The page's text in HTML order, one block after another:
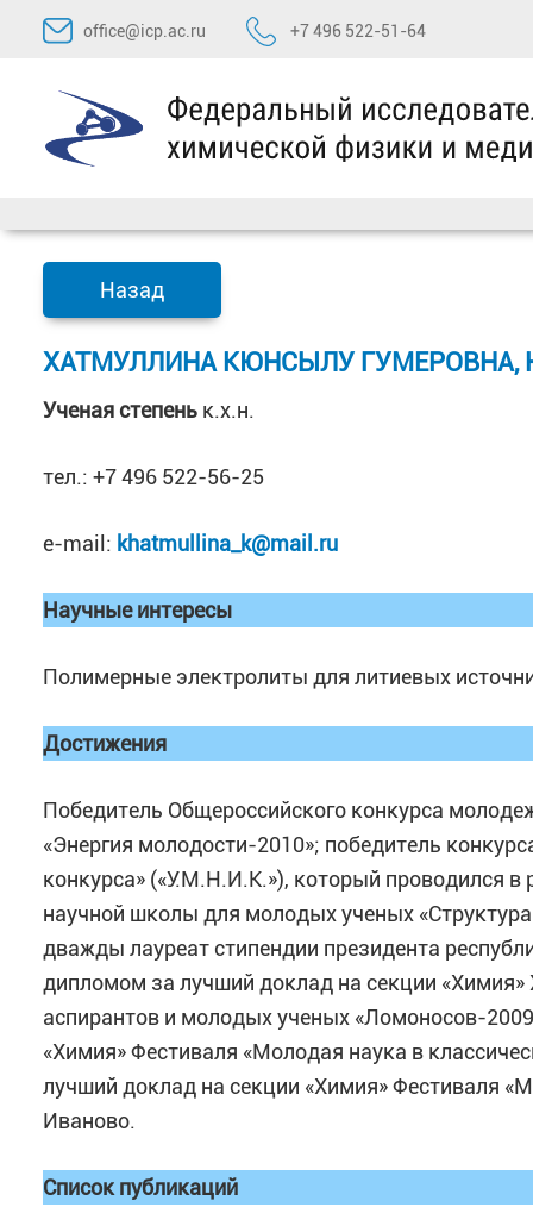
Перейти
содержимому
office@icp.ac.ru +7 496 522-51-64
Назад
ХАТМУЛЛИНА КЮНСЫЛУ ГУМЕРОВНА,
Ученая степень к.х.н.
тел.: +7 496 522-56-25
e-mail: khatmullina_k@mail.ru
Научные интересы
Полимерные электролиты для литиевых
Достижения
Победитель Общероссийского конкурса
«Энергия молодости-2010»; победитель
конкурса» («У.М.Н.И.К.»), который проводился
научной школы для молодых ученых
дважды лауреат стипендии президента
дипломом за лучший доклад на секции
аспирантов и молодых ученых «Ломоносов-
«Химия» Фестиваля «Молодая наука в
лучший доклад на секции «Химия» Фестиваля
Иваново.
Список публикаций